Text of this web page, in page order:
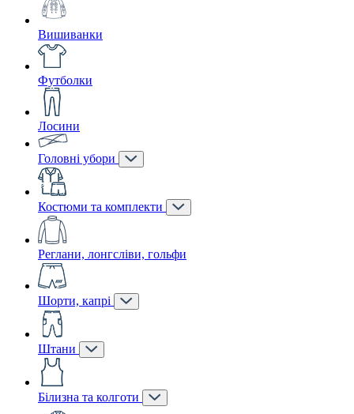
Вишиванки
Футболки
Лосини
Головні убори
Костюми та комплекти
Реглани, лонгсліви, гольфи
Шорти, капрі
Штани
Білизна та колготи